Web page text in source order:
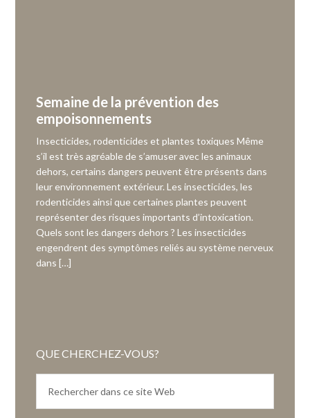
Semaine de la prévention des
empoisonnements
Insecticides, rodenticides et plantes toxiques Même
s’il est très agréable de s’amuser avec les animaux
dehors, certains dangers peuvent être présents dans
leur environnement extérieur. Les insecticides, les
rodenticides ainsi que certaines plantes peuvent
représenter des risques importants d’intoxication.
Quels sont les dangers dehors ? Les insecticides
engendrent des symptômes reliés au système nerveux
dans […]
QUE CHERCHEZ-VOUS?